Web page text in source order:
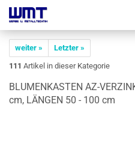
weiter »
Letzter »
111 Artikel in dieser Kategorie
BLU­MEN­KAS­TEN AZ-​
cm, LÄN­GEN 50 - 100 cm